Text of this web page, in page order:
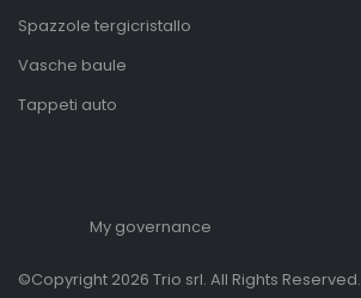
Spazzole tergicristallo
Vasche baule
Tappeti auto
My governance
©Copyright 2026 Trio srl. All Rights Reserved.